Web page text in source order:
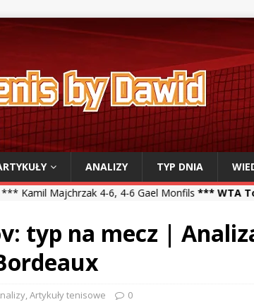
ANALIZY TYP DNIA
6, 4-6 Gael Monfils*** WTA Toronto ***Iga
typ na mecz |
,Artykuły tenisowe 0